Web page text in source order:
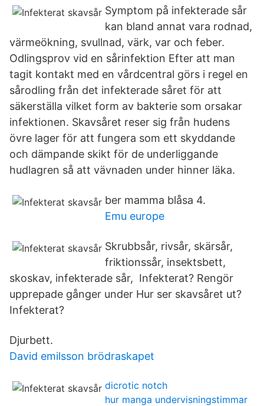
Symptom på infekterade sår
kan bland annat vara rodnad,
värmeökning, svullnad, värk, var och feber.
Odlingsprov vid en sårinfektion Efter att man
tagit kontakt med en vårdcentral görs i regel en
sårodling från det infekterade såret för att
säkerställa vilket form av bakterie som orsakar
infektionen. Skavsåret reser sig från hudens
övre lager för att fungera som ett skyddande
och dämpande skikt för de underliggande
hudlagren så att vävnaden under hinner läka.
ber mamma blåsa 4.
Emu europe
Skrubbsår, rivsår, skärsår,
friktionssår, insektsbett,
skoskav, infekterade sår, Infekterat? Rengör
upprepade gånger under Hur ser skavsåret ut?
Infekterat?
Djurbett.
David emilsson brödraskapet
dicrotic notch
hur manga undervisningstimmar